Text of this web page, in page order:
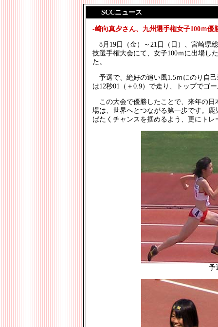
SCCニュース
-崎向真夕さん、九州選手権女子100ｍ
8月19日（金）～21日（日）、宮崎県
技選手権大会にて、女子100ｍに出場し
た。
予選で、絶好の追い風1.5ｍにのり自
は12秒01（＋0.9）で走り、トップでゴ
この大会で優勝したことで、来年の日
場は、世界へとつながる第一歩です。
ばたくチャンスを掴めるよう、更にト
予